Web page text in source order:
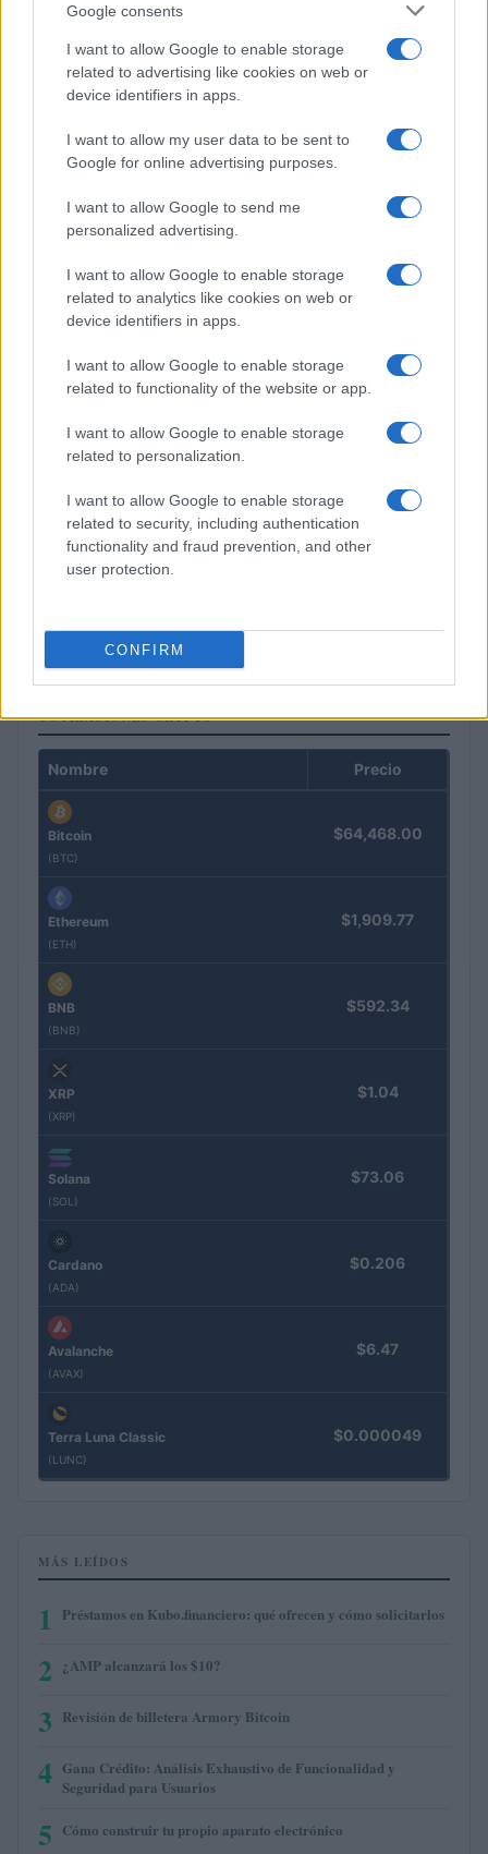
Google consents
I want to allow Google to enable storage
related to advertising like cookies on web or
device identifiers in apps.
I want to allow my user data to be sent to
Google for online advertising purposes.
I want to allow Google to send me
personalized advertising.
I want to allow Google to enable storage
related to analytics like cookies on web or
device identifiers in apps.
I want to allow Google to enable storage
related to functionality of the website or app.
I want to allow Google to enable storage
related to personalization.
I want to allow Google to enable storage
related to security, including authentication
functionality and fraud prevention, and other
user protection.
CONFIRM
adolescente
Diego Martín · 6 Ago 2026
CRIPTOMONEDAS
Cómo los delincuentes están explotando los cambios en la
Diego Martín · 6 Ago 2026
COTIZACIONES CRYPTO
Nombre Precio
Bitcoin
(BTC)
$64,468.00
Ethereum
(ETH)
$1,909.77
BNB
(BNB)
$592.34
XRP
(XRP)
$1.04
Solana
(SOL)
$73.06
Cardano
(ADA)
$0.206
Avalanche
(AVAX)
$6.47
Terra Luna Classic
(LUNC)
$0.000049
MÁS LEÍDOS
1 Préstamos en Kubo.financiero: qué ofrecen y cómo solicitarlos
2 ¿AMP alcanzará los $10?
3 Revisión de billetera Armory Bitcoin
4 Gana Crédito: Análisis Exhaustivo de Funcionalidad y
Seguridad para Usuarios
5 Cómo construir tu propio aparato electrónico